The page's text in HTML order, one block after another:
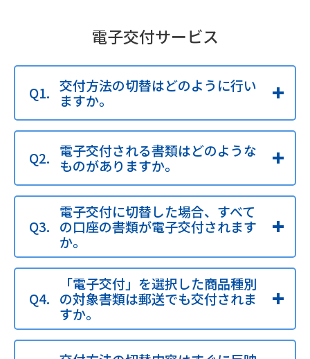
電子交付サービス
交付方法の切替はどのように行い
ますか。
電子交付される書類はどのような
ものがありますか。
電子交付に切替した場合、すべて
の口座の書類が電子交付されます
か。
「電子交付」を選択した商品種別
の対象書類は郵送でも交付されま
すか。